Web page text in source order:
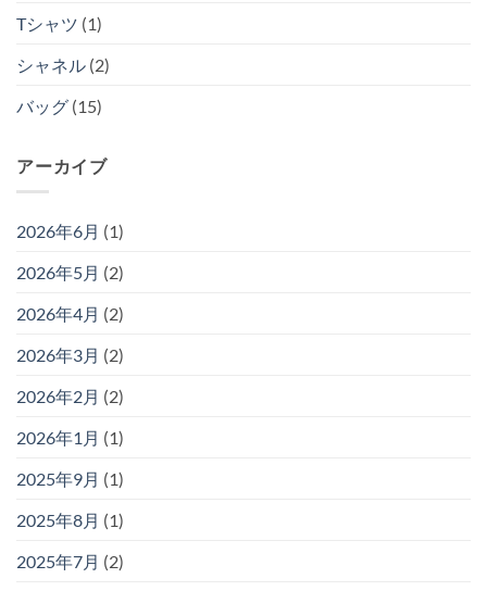
Tシャツ (1)
シャネル (2)
バッグ (15)
アーカイブ
2026年6月 (1)
2026年5月 (2)
2026年4月 (2)
2026年3月 (2)
2026年2月 (2)
2026年1月 (1)
2025年9月 (1)
2025年8月 (1)
2025年7月 (2)